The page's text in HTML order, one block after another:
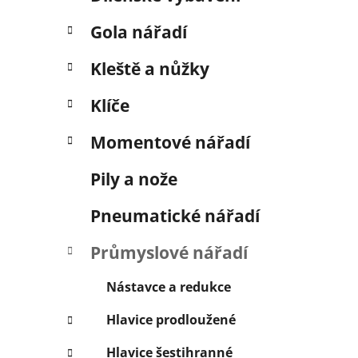
p
n
l
Gola nářadí
Kleště a nůžky
Klíče
Momentové nářadí
Pily a nože
Pneumatické nářadí
Průmyslové nářadí
Nástavce a redukce
Hlavice prodloužené
Hlavice šestihranné